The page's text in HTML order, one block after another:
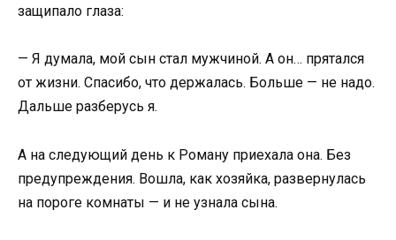
защипало глаза:
— Я думала, мой сын стал мужчиной. А он… прятался
от жизни. Спасибо, что держалась. Больше — не надо.
Дальше разберусь я.
А на следующий день к Роману приехала она. Без
предупреждения. Вошла, как хозяйка, развернулась
на пороге комнаты — и не узнала сына.